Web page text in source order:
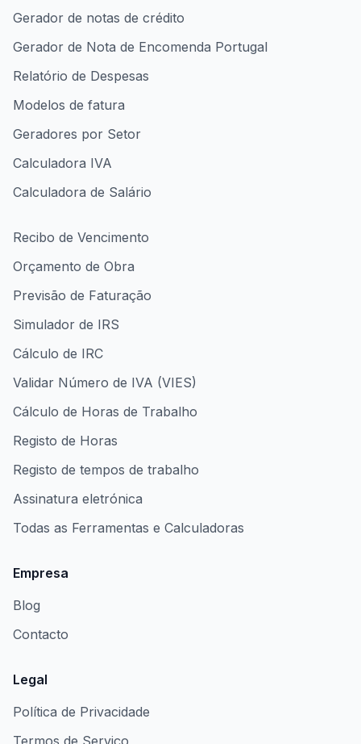
Gerador de notas de crédito
Gerador de Nota de Encomenda Portugal
Relatório de Despesas
Modelos de fatura
Geradores por Setor
Calculadora IVA
Calculadora de Salário
Recibo de Vencimento
Orçamento de Obra
Previsão de Faturação
Simulador de IRS
Cálculo de IRC
Validar Número de IVA (VIES)
Cálculo de Horas de Trabalho
Registo de Horas
Registo de tempos de trabalho
Assinatura eletrónica
Todas as Ferramentas e Calculadoras
Empresa
Blog
Contacto
Legal
Política de Privacidade
Termos de Serviço